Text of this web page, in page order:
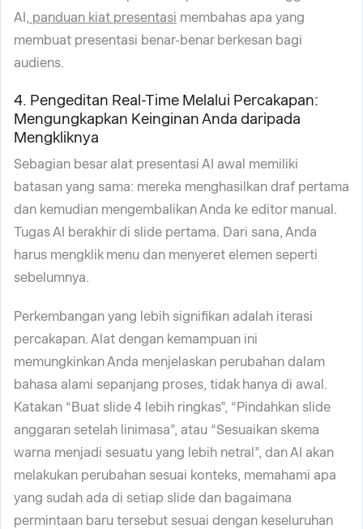
AI, panduan kiat presentasi membahas apa yang
membuat presentasi benar-benar berkesan bagi
audiens.
4. Pengeditan Real-Time Melalui Percakapan:
Mengungkapkan Keinginan Anda daripada
Mengkliknya
Sebagian besar alat presentasi AI awal memiliki
batasan yang sama: mereka menghasilkan draf pertama
dan kemudian mengembalikan Anda ke editor manual.
Tugas AI berakhir di slide pertama. Dari sana, Anda
harus mengklik menu dan menyeret elemen seperti
sebelumnya.
Perkembangan yang lebih signifikan adalah iterasi
percakapan. Alat dengan kemampuan ini
memungkinkan Anda menjelaskan perubahan dalam
bahasa alami sepanjang proses, tidak hanya di awal.
Katakan “Buat slide 4 lebih ringkas”, “Pindahkan slide
anggaran setelah linimasa”, atau “Sesuaikan skema
warna menjadi sesuatu yang lebih netral”, dan AI akan
melakukan perubahan sesuai konteks, memahami apa
yang sudah ada di setiap slide dan bagaimana
permintaan baru tersebut sesuai dengan keseluruhan